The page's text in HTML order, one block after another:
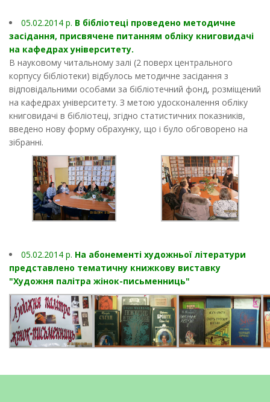
05.02.2014 p. В бібліотеці проведено методичне
засідання, присвячене питанням обліку книговидачі
на кафедрах університету.
В науковому читальному залі (2 поверх центрального
корпусу бібліотеки) відбулось методичне засідання з
відповідальними особами за бібліотечний фонд, розміщений
на кафедрах університету. З метою удосконалення обліку
книговидачі в бібліотеці, згідно статистичних показників,
введено нову форму обрахунку, що і було обговорено на
зібранні.
05.02.2014 p. На абонементі художньої літератури
представлено тематичну книжкову виставку
"Художня палітра жінок-письменниць"